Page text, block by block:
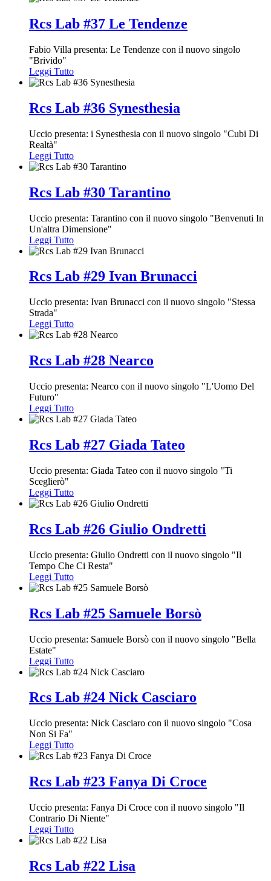
Rcs Lab #37 Le Tendenze
Fabio Villa presenta: Le Tendenze con il nuovo singolo
"Brivido"
Leggi Tutto
Rcs Lab #36 Synesthesia
Uccio presenta: i Synesthesia con il nuovo singolo "Cubi Di
Realtà"
Leggi Tutto
Rcs Lab #30 Tarantino
Uccio presenta: Tarantino con il nuovo singolo "Benvenuti In
Un'altra Dimensione"
Leggi Tutto
Rcs Lab #29 Ivan Brunacci
Uccio presenta: Ivan Brunacci con il nuovo singolo "Stessa
Strada"
Leggi Tutto
Rcs Lab #28 Nearco
Uccio presenta: Nearco con il nuovo singolo "L'Uomo Del
Futuro"
Leggi Tutto
Rcs Lab #27 Giada Tateo
Uccio presenta: Giada Tateo con il nuovo singolo "Ti
Sceglierò"
Leggi Tutto
Rcs Lab #26 Giulio Ondretti
Uccio presenta: Giulio Ondretti con il nuovo singolo "Il
Tempo Che Ci Resta"
Leggi Tutto
Rcs Lab #25 Samuele Borsò
Uccio presenta: Samuele Borsò con il nuovo singolo "Bella
Estate"
Leggi Tutto
Rcs Lab #24 Nick Casciaro
Uccio presenta: Nick Casciaro con il nuovo singolo "Cosa
Non Si Fa"
Leggi Tutto
Rcs Lab #23 Fanya Di Croce
Uccio presenta: Fanya Di Croce con il nuovo singolo "Il
Contrario Di Niente"
Leggi Tutto
Rcs Lab #22 Lisa